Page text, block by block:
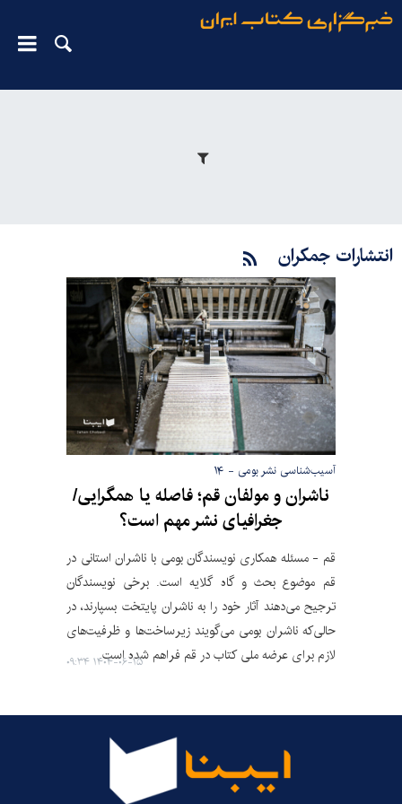
انتشارات جمکران
آسیب‌شناسی نشر بومی - ۱۴
ناشران و مولفان قم؛ فاصله یا همگرایی/
جغرافیای نشر مهم است؟
قم - مسئله همکاری نویسندگان بومی با ناشران استانی در
قم موضوع بحث و گاه گلایه است. برخی نویسندگان
ترجیح می‌دهند آثار خود را به ناشران پایتخت بسپارند، در
حالی‌که ناشران بومی می‌گویند زیرساخت‌ها و ظرفیت‌های
لازم برای عرضه ملی کتاب در قم فراهم شده است.
۱۴۰۴-۰۶-۱۵ ۰۹:۳۴